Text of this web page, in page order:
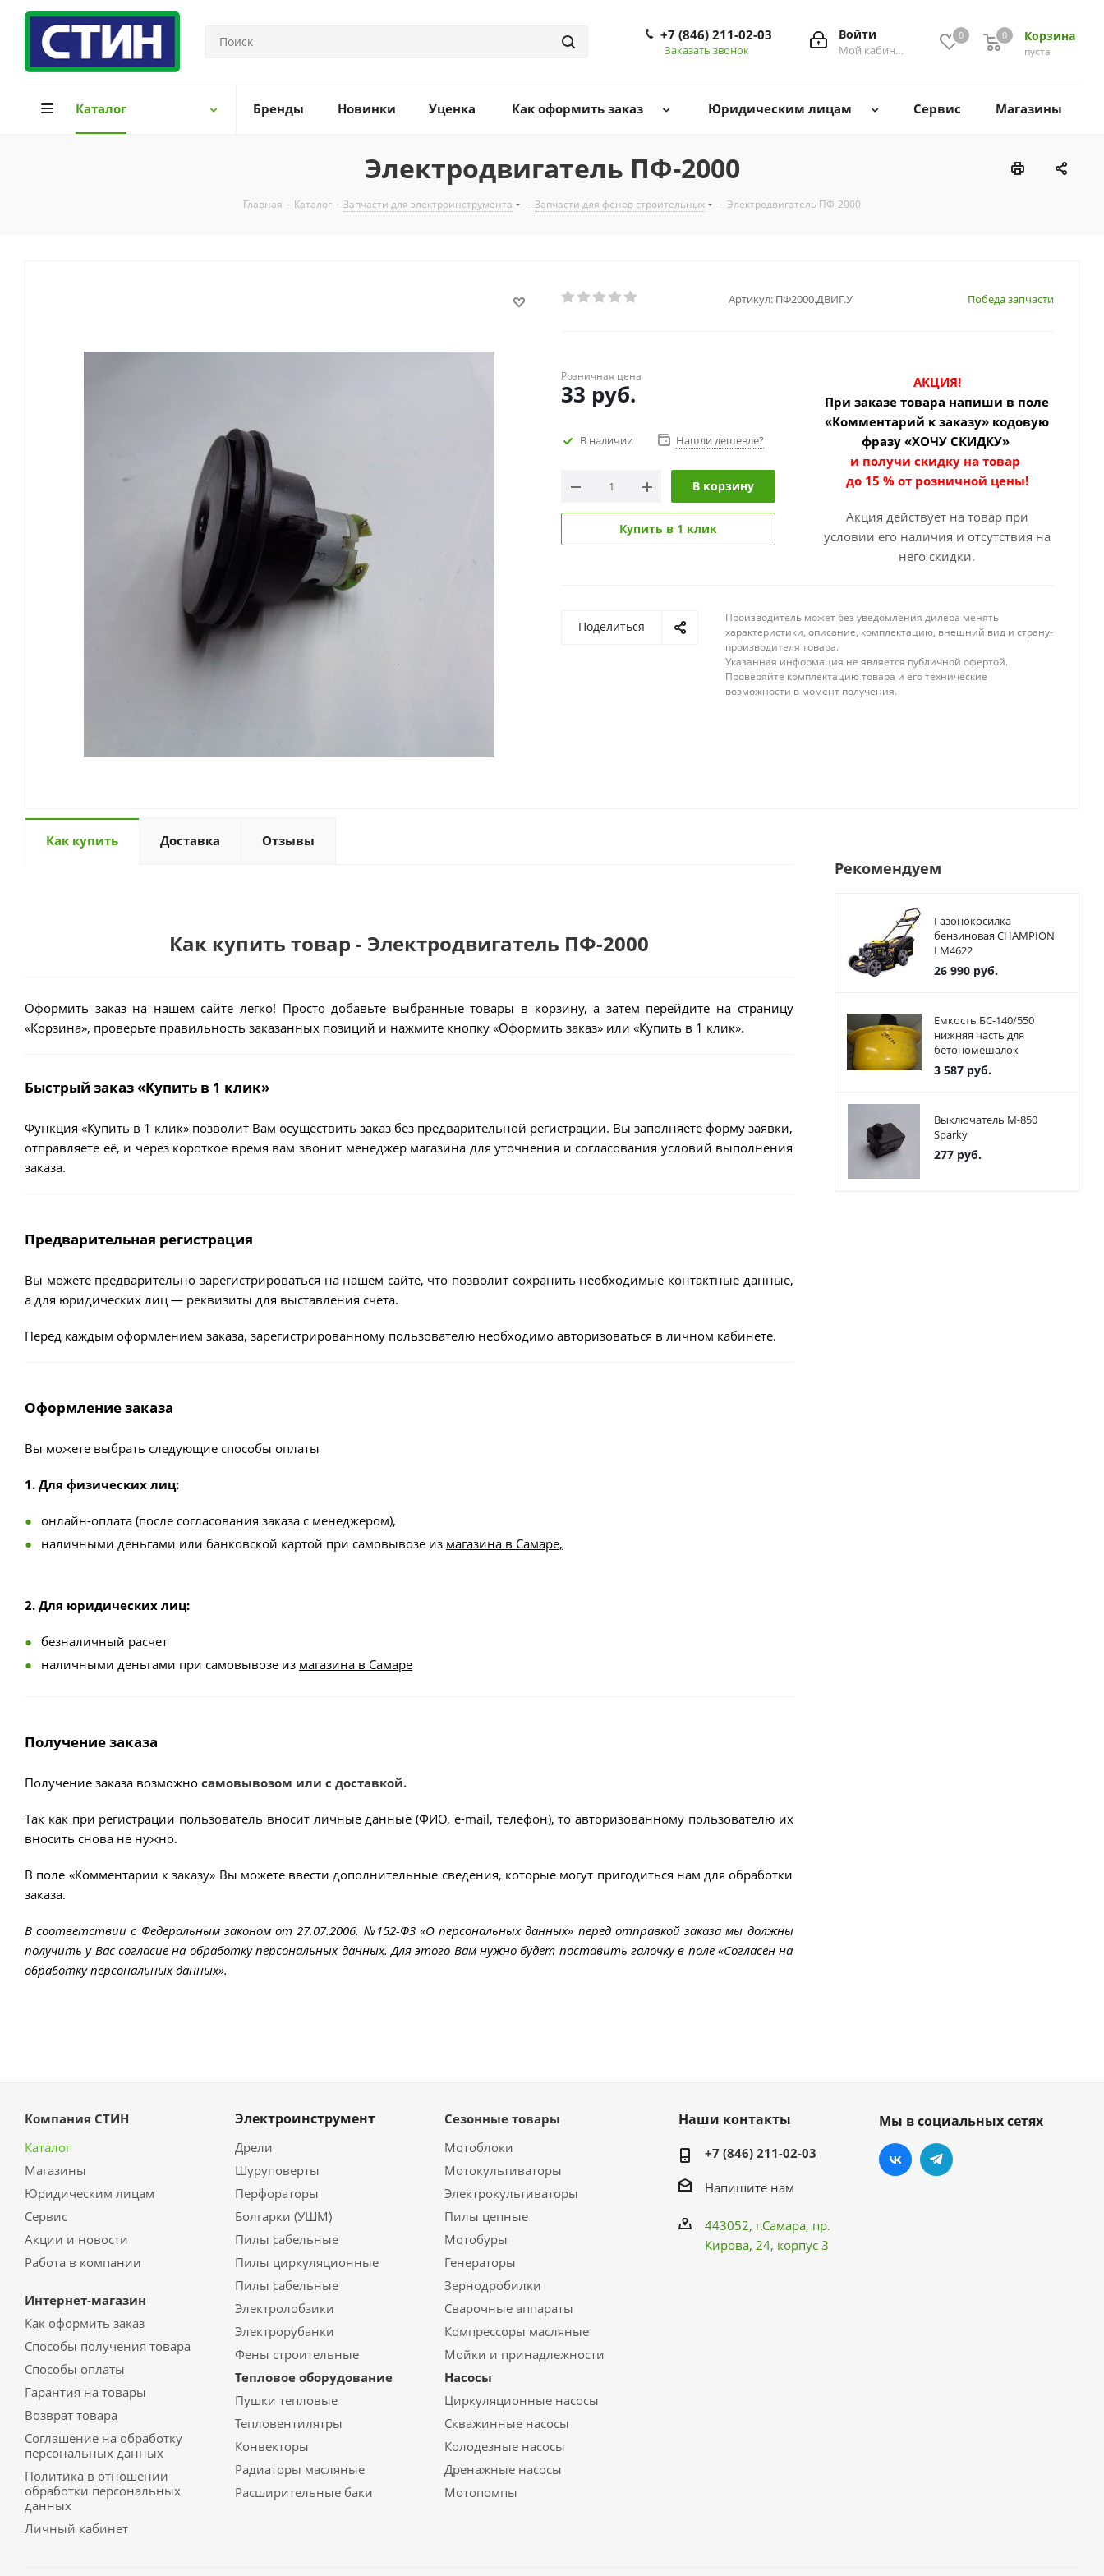
0 Корзина
0
пуста
0
Войти
Мой кабинет
+7 (846) 211-02-03
Заказать звонок
Каталог Бренды Новинки Уценка Как оформить заказ Юридическим лицам Сервис Магазины
Электродвигатель ПФ-2000
Главная - Каталог - Запчасти для электроинструмента - Запчасти для фенов строительных - Электродвигатель ПФ-2000
Артикул: ПФ2000.ДВИГ.У Победа запчасти
Розничная цена
33 руб.
В наличии Нашли дешевле?
В корзину
Купить в 1 клик
АКЦИЯ!
При заказе товара напиши в поле
«Комментарий к заказу» кодовую
фразу «ХОЧУ СКИДКУ»
и получи скидку на товар
до 15 % от розничной цены!
Акция действует на товар при
условии его наличия и отсутствия на
него скидки.
Поделиться
Производитель может без уведомления дилера менять
характеристики, описание, комплектацию, внешний вид и страну-
производителя товара.
Указанная информация не является публичной офертой.
Проверяйте комплектацию товара и его технические
возможности в момент получения.
Как купить Доставка Отзывы
Как купить товар - Электродвигатель ПФ-2000
Оформить заказ на нашем сайте легко! Просто добавьте выбранные товары в корзину, а затем перейдите на страницу
«Корзина», проверьте правильность заказанных позиций и нажмите кнопку «Оформить заказ» или «Купить в 1 клик».
Быстрый заказ «Купить в 1 клик»
Функция «Купить в 1 клик» позволит Вам осуществить заказ без предварительной регистрации. Вы заполняете форму заявки,
отправляете её, и через короткое время вам звонит менеджер магазина для уточнения и согласования условий выполнения
заказа.
Предварительная регистрация
Вы можете предварительно зарегистрироваться на нашем сайте, что позволит сохранить необходимые контактные данные,
а для юридических лиц — реквизиты для выставления счета.
Перед каждым оформлением заказа, зарегистрированному пользователю необходимо авторизоваться в личном кабинете.
Оформление заказа
Вы можете выбрать следующие способы оплаты
1. Для физических лиц:
онлайн-оплата (после согласования заказа с менеджером),
наличными деньгами или банковской картой при самовывозе из магазина в Самаре,
2. Для юридических лиц:
безналичный расчет
наличными деньгами при самовывозе из магазина в Самаре
Получение заказа
Получение заказа возможно самовывозом или с доставкой.
Так как при регистрации пользователь вносит личные данные (ФИО, e-mail, телефон), то авторизованному пользователю их
вносить снова не нужно.
В поле «Комментарии к заказу» Вы можете ввести дополнительные сведения, которые могут пригодиться нам для обработки
заказа.
В соответствии с Федеральным законом от 27.07.2006. №152-ФЗ «О персональных данных» перед отправкой заказа мы должны
получить у Вас согласие на обработку персональных данных. Для этого Вам нужно будет поставить галочку в поле «Согласен на
обработку персональных данных».
Рекомендуем
Газонокосилка
бензиновая CHAMPION
LM4622
26 990руб.
Емкость БС-140/550
нижняя часть для
бетономешалок
3 587руб.
Выключатель М-850
Sparky
277руб.
Компания СТИН
Каталог
Магазины
Юридическим лицам
Сервис
Акции и новости
Работа в компании
Интернет-магазин
Как оформить заказ
Способы получения товара
Способы оплаты
Гарантия на товары
Возврат товара
Соглашение на обработку
персональных данных
Политика в отношении
обработки персональных
данных
Личный кабинет
Электроинструмент
Дрели
Шуруповерты
Перфораторы
Болгарки (УШМ)
Пилы сабельные
Пилы циркуляционные
Пилы сабельные
Электролобзики
Электрорубанки
Фены строительные
Тепловое оборудование
Пушки тепловые
Тепловентилятры
Конвекторы
Радиаторы масляные
Расширительные баки
Сезонные товары
Мотоблоки
Мотокультиваторы
Электрокультиваторы
Пилы цепные
Мотобуры
Генераторы
Зернодробилки
Сварочные аппараты
Компрессоры масляные
Мойки и принадлежности
Насосы
Циркуляционные насосы
Скважинные насосы
Колодезные насосы
Дренажные насосы
Мотопомпы
Наши контакты
+7 (846) 211-02-03
Напишите нам
443052, г.Самара, пр.
Кирова, 24, корпус 3
Мы в социальных сетях